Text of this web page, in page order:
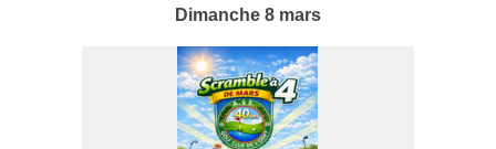
Dimanche 8 mars